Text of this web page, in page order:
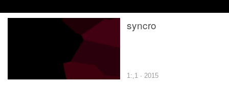
syncro
1:,1 · 2015